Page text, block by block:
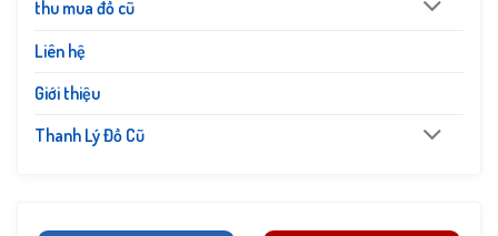
thu mua đồ cũ
Liên hệ
Giới thiệu
Thanh Lý Đồ Cũ